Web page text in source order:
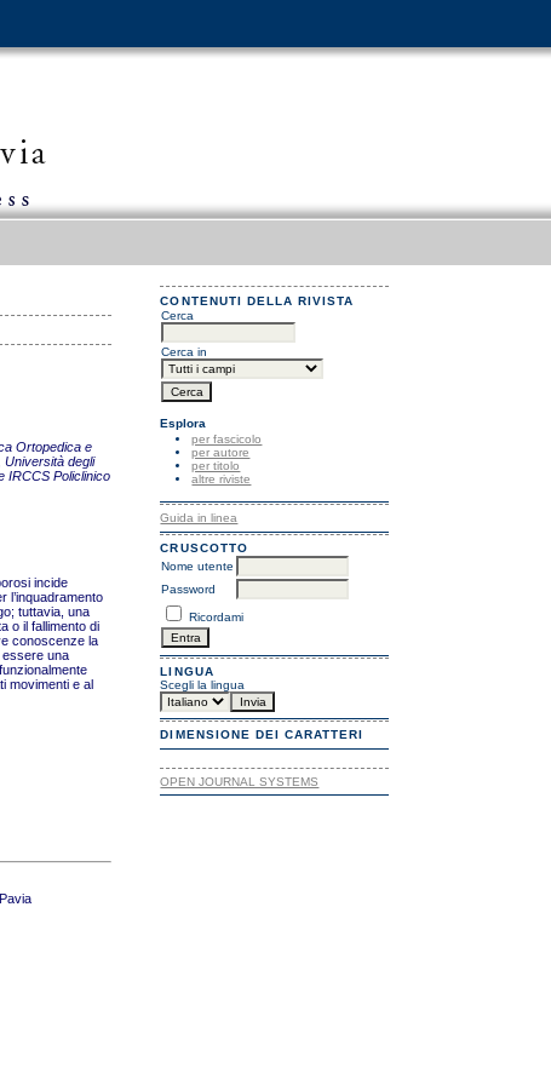
CONTENUTI DELLA RIVISTA
Cerca
Cerca in
Esplora
per fascicolo
per autore
per titolo
altre riviste
Guida in linea
CRUSCOTTO
Nome utente
Password
Ricordami
LINGUA
Scegli la lingua
DIMENSIONE DEI CARATTERI
OPEN JOURNAL SYSTEMS
Ortopedica e
Università degli
IRCCS Policlinico
incide
l’inquadramento
tuttavia, una
o il fallimento di
conoscenze la
essere una
movimenti e al